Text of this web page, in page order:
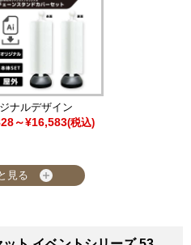
ナルデザイン
～¥16,583(税込)
見る